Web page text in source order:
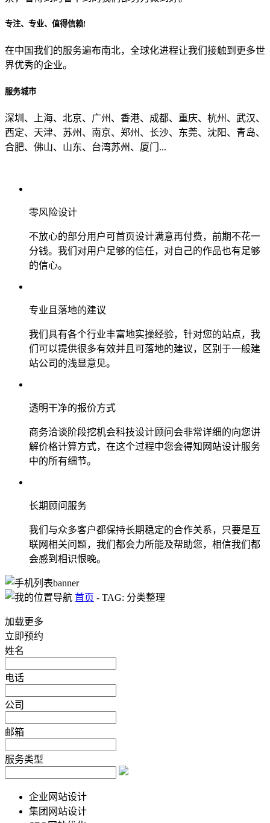
专注、专业、值得信赖!
在中国我们的服务遍布南北，全球化进程让我们接触到更多世
界优秀的企业。
服务城市
深圳、上海、北京、广州、香港、成都、重庆、杭州、武汉、
西定、天津、苏州、南京、郑州、长沙、东莞、沈阳、青岛、
合肥、佛山、山东、台湾苏州、厦门...
零风险设计
不放心的部分用户可首页设计满意再付费，前期不花一
分钱。我们对用户足够的信任，对自己的作品也有足够
的信心。
专业且落地的建议
我们具有各个行业丰富地实操经验，针对您的站点，我
们可以提供很多有效并且可落地的建议，区别于一般建
站公司的浅显意见。
透明干净的报价方式
商务洽谈阶段挖机会科技设计顾问会非常详细的向您讲
解价格计算方式，在这个过程中您会得知网站设计服务
中的所有细节。
长期顾问服务
我们与众多客户都保持长期稳定的合作关系，只要是互
联网相关问题，我们都会力所能及帮助您，相信我们都
会感到相识恨晚。
首页 - TAG: 分类整理
加载更多
立即预约
姓名
电话
公司
邮箱
服务类型
企业网站设计
集团网站设计